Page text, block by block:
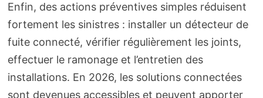
Enfin, des actions préventives simples réduisent
fortement les sinistres : installer un détecteur de
fuite connecté, vérifier régulièrement les joints,
effectuer le ramonage et l’entretien des
installations. En 2026, les solutions connectées
sont devenues accessibles et peuvent apporter